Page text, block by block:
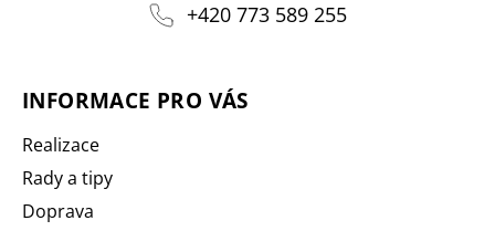
+420 773 589 255
INFORMACE PRO VÁS
Realizace
Rady a tipy
Doprava